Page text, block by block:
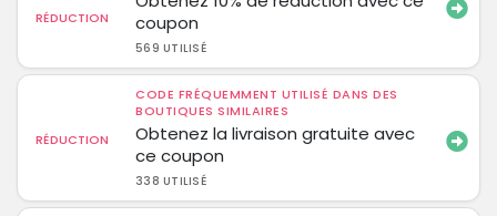
RÉDUCTION
coupon
569 UTILISÉ
RÉDUCTION
CODE FRÉQUEMMENT UTILISÉ DANS DES
BOUTIQUES SIMILAIRES
Obtenez la livraison gratuite avec
ce coupon
338 UTILISÉ